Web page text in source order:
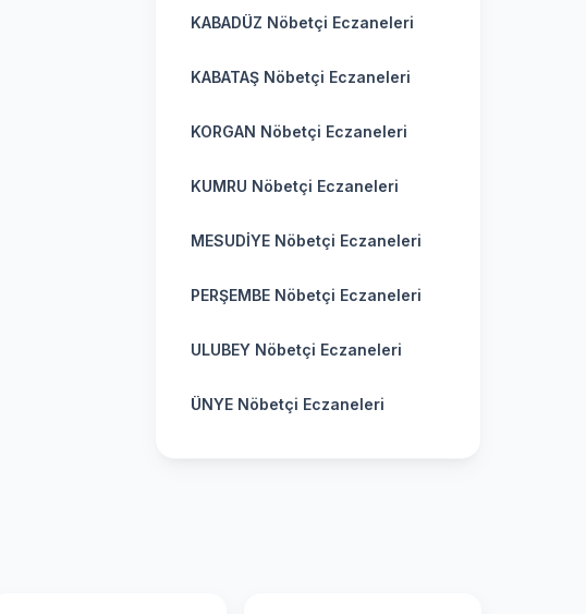
KABADÜZ Nöbetçi Eczaneleri
KABATAŞ Nöbetçi Eczaneleri
KORGAN Nöbetçi Eczaneleri
KUMRU Nöbetçi Eczaneleri
MESUDİYE Nöbetçi Eczaneleri
PERŞEMBE Nöbetçi Eczaneleri
ULUBEY Nöbetçi Eczaneleri
ÜNYE Nöbetçi Eczaneleri